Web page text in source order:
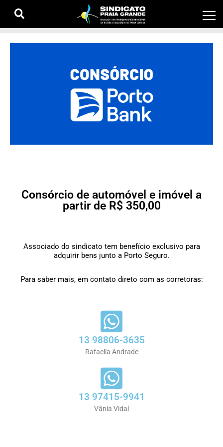
Consórcio de automóvel e imóvel a
partir de R$ 350,00
Associado do sindicato tem benefício exclusivo para
adquirir bens junto a Porto Seguro.
Para saber mais, em contato direto com as corretoras:
13 98806-3635
Rafaella Andrade
13 97415-9941
Vânia Vidal